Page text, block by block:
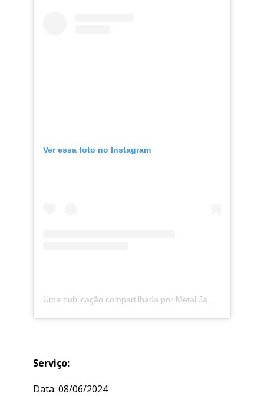
Ver essa foto no Instagram
Serviço:
Data: 08/06/2024